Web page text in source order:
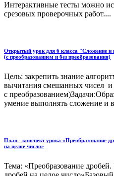
Интерактивные тесты можно
срезовых проверочных работ....
Открытый урок для 6 класса "Сложение и
(с преобразованием и без преобразования)
Цель: закрепить знание
вычитания смешанных чисел и
с
умение выполнять сложение и
План - конспект урока «Преобразование
на целое число»
Тема: «Преобразование